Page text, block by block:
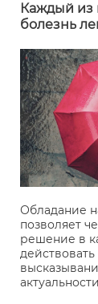
Каждый из
болезнь
Обладание
позволяет
решение в